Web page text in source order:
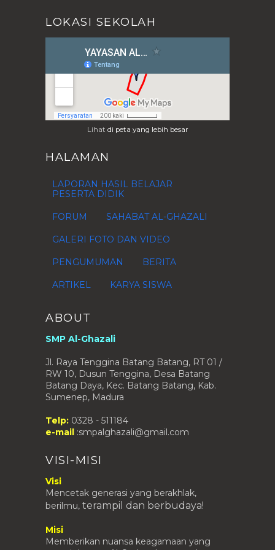
SEDERHANA
MEMPUISIKAN MATEMATIKA
(Kumpulan puisi oleh Kelas ...
PUISI UNTUKMU SAHABAT
AKU BISA KARENA BIASA
HOW TO MAKE KOCOR (CUCUR)
HOTSPOT
2015
Meeting
KISI KISI UN 2015
KEGIATAN DI MALAM HARI
MEMPUISIKAN MATEMATIKA
►Februari
►2013 (28)
►2012(76)
► 2011(1)
► 2010(4)
►2009(1)
LOKASI SEKOLAH
Lihat di peta yang lebih besar
HALAMAN
LAPORAN HASIL BELAJAR
PESERTA DIDIK
FORUM SAHABAT AL-GHAZALI
GALERI FOTO DAN VIDEO
PENGUMUMAN BERITA
ARTIKEL KARYA SISWA
ABOUT
SMP Al-Ghazali
Jl. Raya Tenggina Batang Batang, RT 01 /
RW 10, Dusun Tenggina, Desa Batang
Batang Daya, Kec. Batang Batang, Kab.
Sumenep, Madura
Telp: 0328 - 511184
e-mail :smpalghazali@gmail.com
VISI-MISI
Visi
Mencetak generasi yang berakhlak,
berilmu, terampil dan berbudaya!
Misi
Memberikan nuansa keagamaan yang